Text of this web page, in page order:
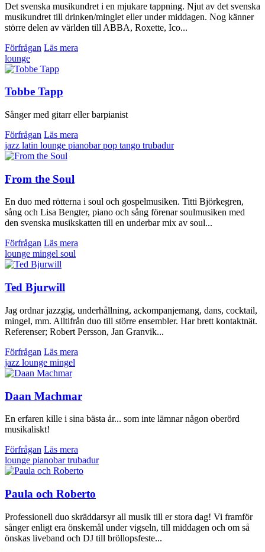
Det svenska musikundret i en mjukare tappning. Njut av det svenska
musikundret till drinken/minglet eller under middagen. Nog känner
större delen av världen till ABBA, Roxette, Ico...
Förfrågan Läs mera
lounge
Tobbe Tapp
Sånger med gitarr eller barpianist
Förfrågan Läs mera
jazz latin lounge pianobarpop tango trubadur
From the Soul
En duo med rötterna i soul och gospelmusiken. Titti Björkegren,
sång och Lisa Bengter, piano och sång förenar soulmusiken med
den svenska musikskatten till en underbar mix av soul...
Förfrågan Läs mera
lounge mingel soul
Ted Bjurwill
Jag ordnar jazzgig, underhållning, ackompanjemang, dans, cocktail,
mingel, mm. Alltifrån duo till större ensembler. Har brett kontaktnät.
Referenser; Robert Persson, Jan Granvik...
Förfrågan Läs mera
jazz lounge mingel
Daan Machmar
En erfaren kille i sina bästa år... som inte lämnar någon oberörd
musikaliskt!
Förfrågan Läs mera
lounge pianobartrubadur
Paula och Roberto
Professionell duo skräddarsyr all musik till er stora dag! Vi framför
sånger enligt era önskemål under vigseln, till middagen och om så
önskas liveband och DJ till bröllopsfeste...